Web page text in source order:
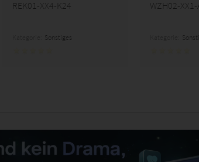
REK01-XX4-K24
Sonstiges
WZH02-